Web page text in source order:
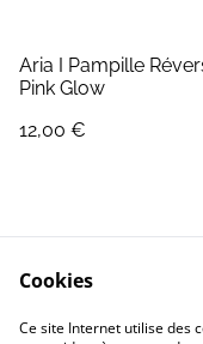
Aria I Pampille
Pink Glow
12,00 €
Cookies
Ce site Internet utilise des